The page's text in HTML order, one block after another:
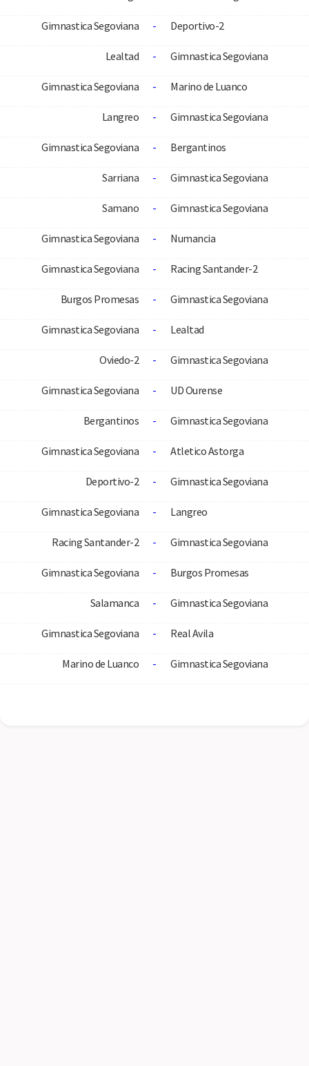
Gimnastica Segoviana - Deportivo-2
Lealtad - Gimnastica Segoviana
Gimnastica Segoviana - Marino de Luanco
Langreo - Gimnastica Segoviana
Gimnastica Segoviana - Bergantinos
Sarriana - Gimnastica Segoviana
Samano - Gimnastica Segoviana
Gimnastica Segoviana - Numancia
Gimnastica Segoviana - Racing Santander-2
Burgos Promesas - Gimnastica Segoviana
Gimnastica Segoviana - Lealtad
Oviedo-2 - Gimnastica Segoviana
Gimnastica Segoviana - UD Ourense
Bergantinos - Gimnastica Segoviana
Gimnastica Segoviana - Atletico Astorga
Deportivo-2 - Gimnastica Segoviana
Gimnastica Segoviana - Langreo
Racing Santander-2 - Gimnastica Segoviana
Gimnastica Segoviana - Burgos Promesas
Salamanca - Gimnastica Segoviana
Gimnastica Segoviana - Real Avila
Marino de Luanco - Gimnastica Segoviana